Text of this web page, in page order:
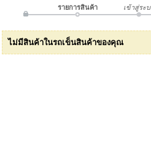
รายการสินค้า เข้าสู่ระ
ไม่มีสินค้าในรถเข็นสินค้าของคุณ